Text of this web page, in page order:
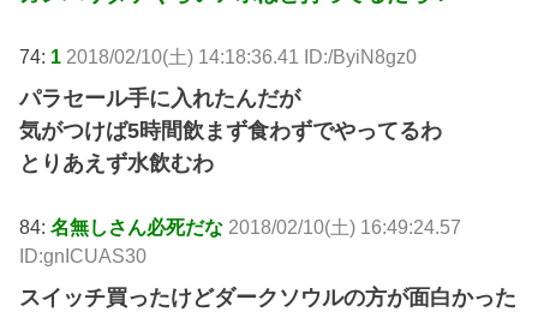
74: 1 2018/02/10(土) 14:18:36.41 ID:/ByiN8gz0
パラセール手に入れたんだが
気がつけば5時間飲まず食わずでやってるわ
とりあえず水飲むわ
84:名無しさん必死だな 2018/02/10(土) 16:49:24.57
ID:gnICUAS30
スイッチ買ったけどダークソウルの方が面白かった